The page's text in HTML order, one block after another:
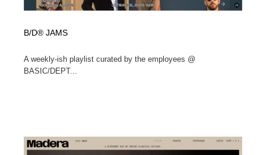
B/D® JAMS
A weekly-ish playlist curated by the employees @
BASIC/DEPT...